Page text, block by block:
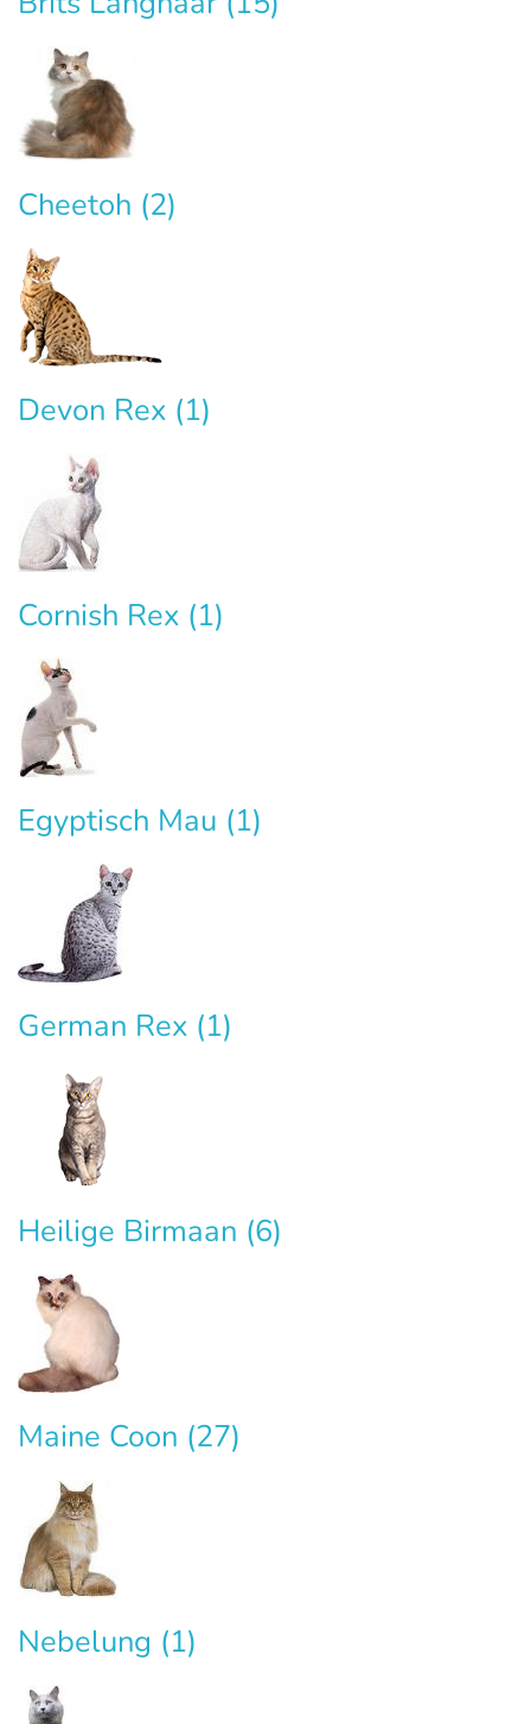
Cheetoh (2)
Devon Rex (1)
Cornish Rex (1)
Egyptisch Mau (1)
German Rex (1)
Heilige Birmaan (6)
Maine Coon (27)
Nebelung (1)